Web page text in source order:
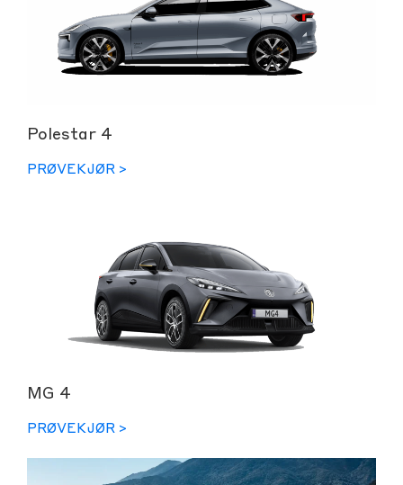
Polestar 4
PRØVEKJØR >
MG 4
PRØVEKJØR >